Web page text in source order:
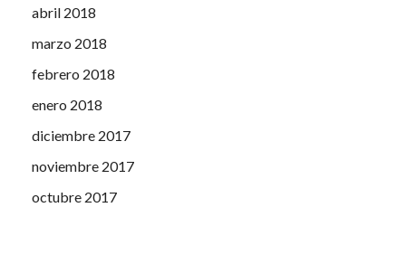
abril 2018
marzo 2018
febrero 2018
enero 2018
diciembre 2017
noviembre 2017
octubre 2017